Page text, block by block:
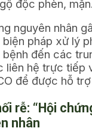
độc phèn, mặn.
nguyên nhân
pháp xử lý
đến các
liên hệ trực tiếp
để được hỗ
rễ: “Hội
nhân